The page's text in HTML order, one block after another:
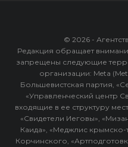
© 2026 -
Редакция обращает
запрещены следующие
организации: Meta
Большевистская партия,
«Управленческий центр
входящие в ее структуру
«Свидетели Иеговы»,
Каида», «Меджлис крымско-
Корчинского,